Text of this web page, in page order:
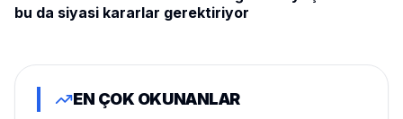
bu da siyasi kararlar gerektiriyor
EN ÇOK OKUNANLAR